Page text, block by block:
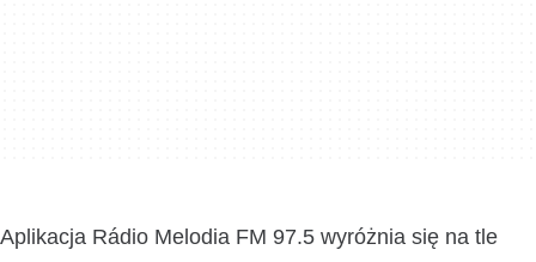
Aplikacja Rádio Melodia FM 97.5 wyróżnia się na tle